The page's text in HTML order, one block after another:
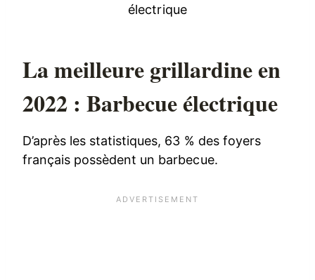
électrique
La meilleure grillardine en
2022 : Barbecue électrique
D’après les statistiques, 63 % des foyers
français possèdent un barbecue.